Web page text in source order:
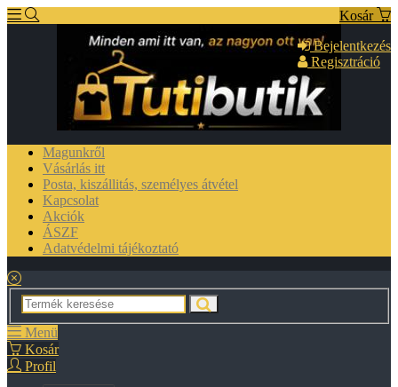
Kosár
Bejelentkezés
Regisztráció
Magunkről
Vásárlás itt
Posta, kiszállitás, személyes átvétel
Kapcsolat
Akciók
ÁSZF
Adatvédelmi tájékoztató
Menü
Kosár
Profil